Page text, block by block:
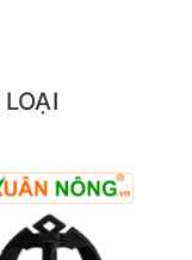
dụng vào việc tưới
chức năng có
tưới khi cần thiết.
phẳng và dốc.